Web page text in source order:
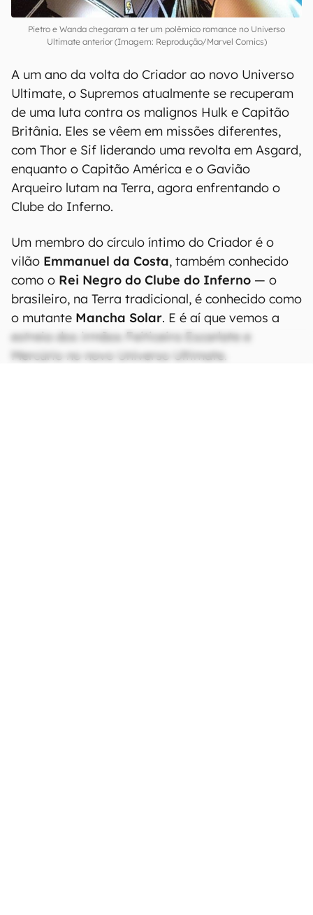
Pietro e Wanda chegaram a ter um polêmico romance no Universo
Ultimate anterior (Imagem: Reprodução/Marvel Comics)
A um ano da volta do Criador ao novo Universo
Ultimate, o Supremos atualmente se recuperam
de uma luta contra os malignos Hulk e Capitão
Britânia. Eles se vêem em missões diferentes,
com Thor e Sif liderando uma revolta em Asgard,
enquanto o Capitão América e o Gavião
Arqueiro lutam na Terra, agora enfrentando o
Clube do Inferno.
Um membro do círculo íntimo do Criador é o
vilão Emmanuel da Costa, também conhecido
como o Rei Negro do Clube do Inferno — o
brasileiro, na Terra tradicional, é conhecido como
o mutante Mancha Solar. E é aí que vemos a
estreia dos irmãos Feiticeira Escarlate e
Mercúrio no novo Universo Ultimate.